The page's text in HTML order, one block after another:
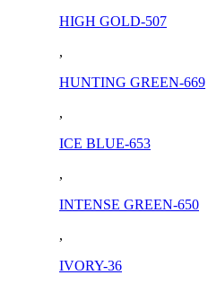
HIGH GOLD-507
,
HUNTING GREEN-669
,
ICE BLUE-653
,
INTENSE GREEN-650
,
IVORY-36